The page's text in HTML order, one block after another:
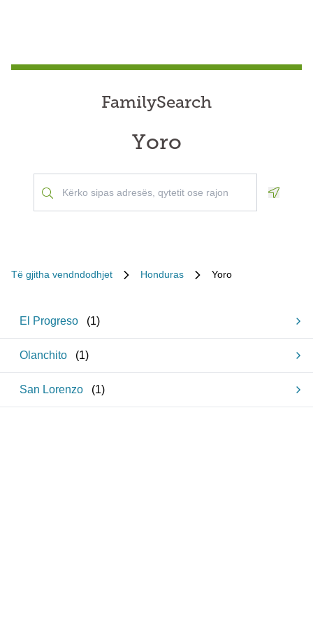
FamilySearch
Yoro
Të gjitha vendndodhjet Honduras Yoro
El Progreso (1)
Olanchito (1)
San Lorenzo (1)